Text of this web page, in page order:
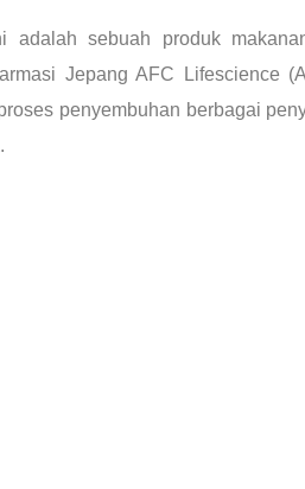
adalah sebuah produk
Jepang AFC Lifescience
penyembuhan berbagai